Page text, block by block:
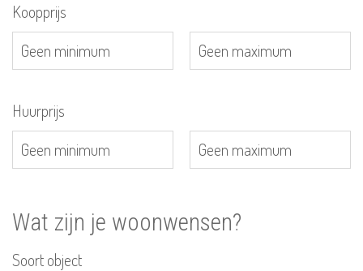
Koopprijs
Huurprijs
Wat zijn je woonwensen?
Soort object